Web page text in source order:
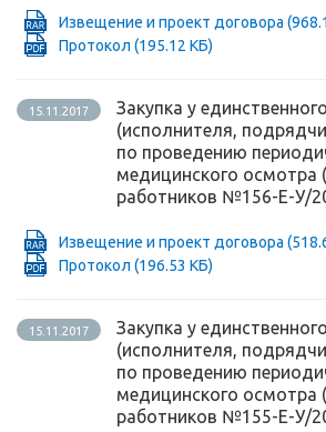
Извещение и проект договора
Протокол (195.12 КБ)
15.11.2017
Закупка у
(исполнителя,
по проведению
медицинского осмотра
работников №156-Е-У/
Извещение и проект договора
Протокол (196.53 КБ)
15.11.2017
Закупка у
(исполнителя,
по проведению
медицинского осмотра
работников №155-Е-У/